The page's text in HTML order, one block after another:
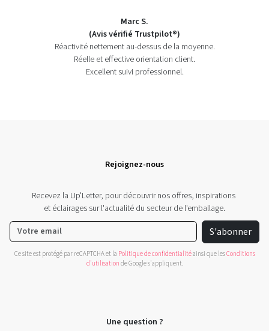
Marc S.
(Avis vérifié Trustpilot®)
Réactivité nettement au-dessus de la moyenne.
Réelle et effective orientation client.
Excellent suivi professionnel.
Rejoignez-nous
Recevez la Up'Letter, pour découvrir nos offres, inspirations
et éclairages sur l'actualité du secteur de l'emballage.
S'abonner
Ce site est protégé par reCAPTCHA et la Politique de confidentialitéainsi que lesConditions
d'utilisation de Google s'appliquent.
Une question ?